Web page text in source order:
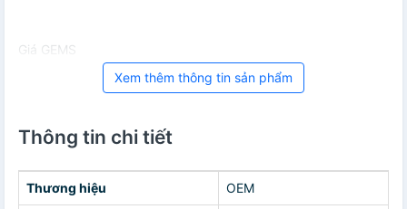
Giá GEMS
Xem thêm thông tin sản phẩm
Thông tin chi tiết
Thương hiệu OEM